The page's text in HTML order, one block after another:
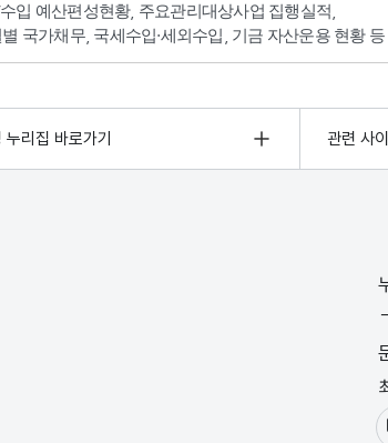
입 예산편성현황, 주요관리대상사업 집행실적,
국가채무, 국세수입·세외수입, 기금 자산운용 현황 등
누리집 바로가기 관련 사